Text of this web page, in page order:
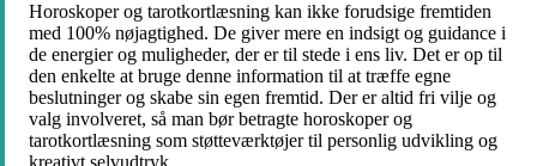
Horoskoper og tarotkortlæsning kan ikke forudsige fremtiden
med 100% nøjagtighed. De giver mere en indsigt og guidance i
de energier og muligheder, der er til stede i ens liv. Det er op til
den enkelte at bruge denne information til at træffe egne
beslutninger og skabe sin egen fremtid. Der er altid fri vilje og
valg involveret, så man bør betragte horoskoper og
tarotkortlæsning som støtteværktøjer til personlig udvikling og